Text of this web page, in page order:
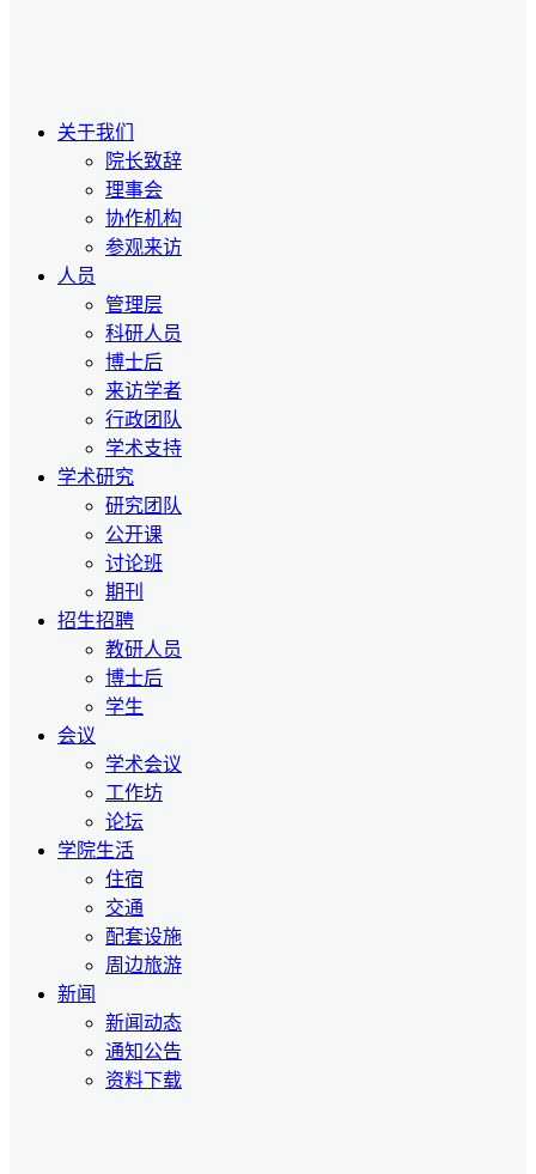
关于我们
院长致辞
理事会
协作机构
参观来访
人员
管理层
科研人员
博士后
来访学者
行政团队
学术支持
学术研究
研究团队
公开课
讨论班
期刊
招生招聘
教研人员
博士后
学生
会议
学术会议
工作坊
论坛
学院生活
住宿
交通
配套设施
周边旅游
新闻
新闻动态
通知公告
资料下载